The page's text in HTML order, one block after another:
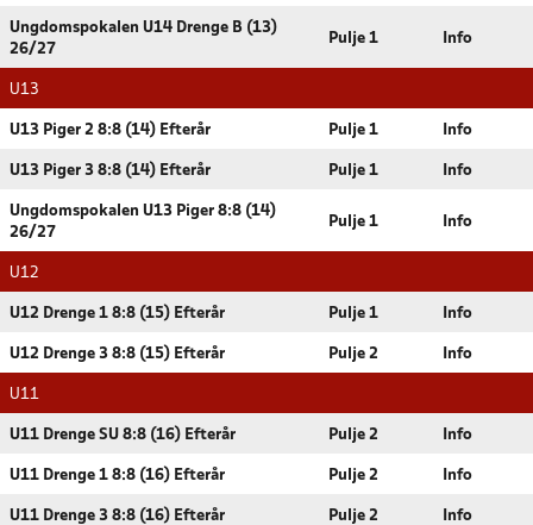
Ungdomspokalen U14 Drenge B (13)
26/27
Pulje 1 Info
U13
U13 Piger 2 8:8 (14) Efterår Pulje 1 Info
U13 Piger 3 8:8 (14) Efterår Pulje 1 Info
Ungdomspokalen U13 Piger 8:8 (14)
26/27
Pulje 1 Info
U12
U12 Drenge 1 8:8 (15) Efterår Pulje 1 Info
U12 Drenge 3 8:8 (15) Efterår Pulje 2 Info
U11
U11 Drenge SU 8:8 (16) Efterår Pulje 2 Info
U11 Drenge 1 8:8 (16) Efterår Pulje 2 Info
U11 Drenge 3 8:8 (16) Efterår Pulje 2 Info